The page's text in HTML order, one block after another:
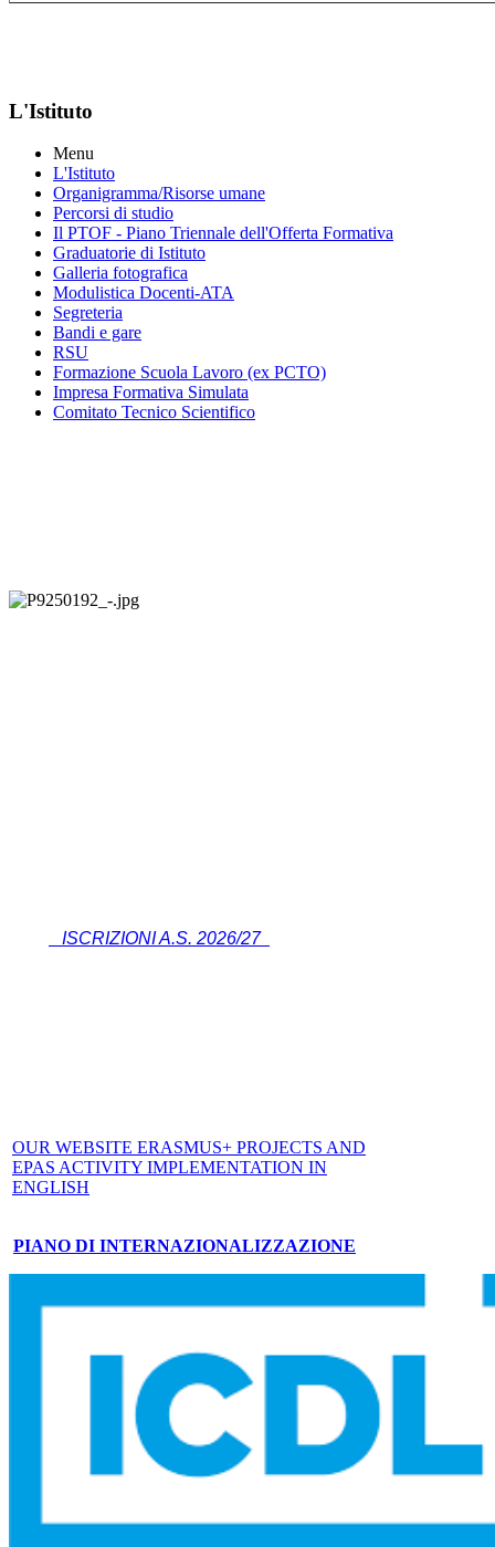
L'Istituto
Menu
L'Istituto
Organigramma/Risorse umane
Percorsi di studio
Il PTOF - Piano Triennale dell'Offerta Formativa
Graduatorie di Istituto
Galleria fotografica
Modulistica Docenti-ATA
Segreteria
Bandi e gare
RSU
Formazione Scuola Lavoro (ex PCTO)
Impresa Formativa Simulata
Comitato Tecnico Scientifico
ISCRIZIONI A.S. 2026/27
OUR WEBSITE ERASMUS+ PROJECTS AND
EPAS ACTIVITY IMPLEMENTATION IN
ENGLISH
PIANO DI INTERNAZIONALIZZAZIONE